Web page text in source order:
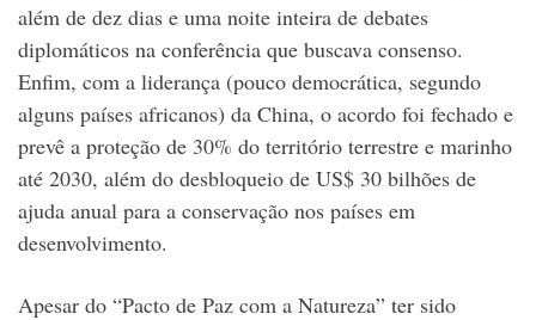
além de dez dias e uma noite inteira de debates
diplomáticos na conferência que buscava consenso.
Enfim, com a liderança (pouco democrática, segundo
alguns países africanos) da China, o acordo foi fechado e
prevê a proteção de 30% do território terrestre e marinho
até 2030, além do desbloqueio de US$ 30 bilhões de
ajuda anual para a conservação nos países em
desenvolvimento.
Apesar do “Pacto de Paz com a Natureza” ter sido